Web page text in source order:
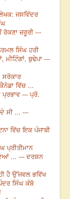
ਜਸਵਿੰਦਰ
ਰੋਕਣਾ ਜ਼ਰੂਰੀ ---
ਸਿੰਘ ਹਰੀ
ਮੀਟਿੰਗਾਂ, ਬੁਢੇਪਾ ---
ਵਿੱਚ ...
ਪ੍ਰਭਾਵ --- ਪ੍ਰੋ.
ਸੀ ... ---
ਵਿੱਚ ਇਕ ਪੰਜਾਬੀ
ਪ੍ਰੀਤੀਮਾਨ
... --- ਦਰਸ਼ਨ
ਹੈ ਉੱਜਵਲ ਭਵਿੱਖ
ਸਿੰਘ ਕੰਬੋ